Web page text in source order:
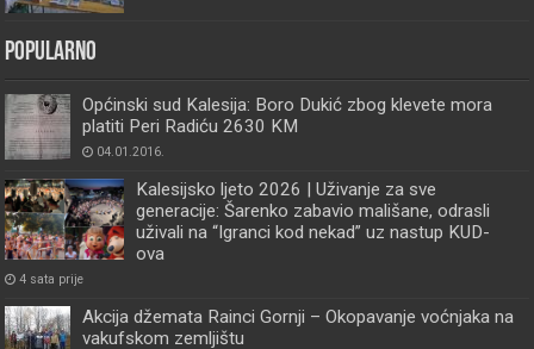
Popularno
Općinski sud Kalesija: Boro Dukić zbog klevete mora
platiti Peri Radiću 2630 KM
04.01.2016.
Kalesijsko ljeto 2026 | Uživanje za sve
generacije: Šarenko zabavio mališane, odrasli
uživali na “Igranci kod nekad” uz nastup KUD-
ova
4 sata prije
Akcija džemata Rainci Gornji – Okopavanje voćnjaka na
vakufskom zemljištu